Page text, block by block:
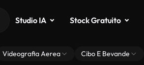
Studio IA Stock Gratuito
Videografia Aerea Cibo E Bevande